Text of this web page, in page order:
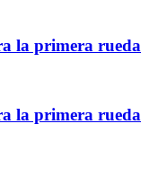
la primera rueda
la primera rueda